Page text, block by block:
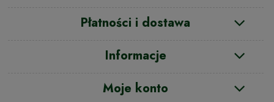
Płatności i dostawa
Informacje
Moje konto